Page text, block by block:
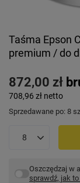
Taśma Epson
premium / do
872,00 zł
708,96 zł netto
Sprzedawane po: 8
Oszczędzaj w
sprawdź, jak to